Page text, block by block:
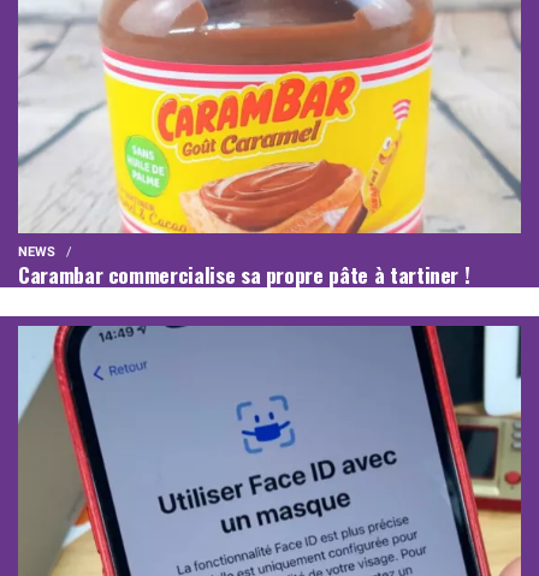
NEWS
Carambar commercialise sa propre pâte à tartiner !